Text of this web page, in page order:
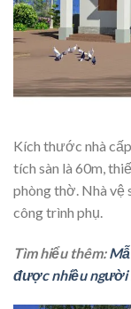
Kích thước nhà
tích sàn là 60m,
phòng thờ. Nhà vệ
công trình phụ.
Tìm hiểu thêm:
được nhiều người